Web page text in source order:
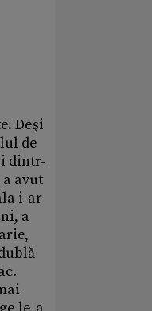
Deşi
de
dintr-
avut
i-ar
a